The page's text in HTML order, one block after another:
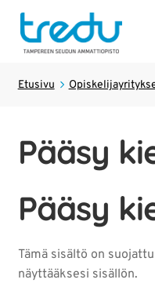
Tuotteet
Hostel Tredun Helmi
Koulutukset
Opiskelijayritykset
Etusivu
Pääsy
Pääsy
Tämä sisältö on
näyttääksesi sisällön.